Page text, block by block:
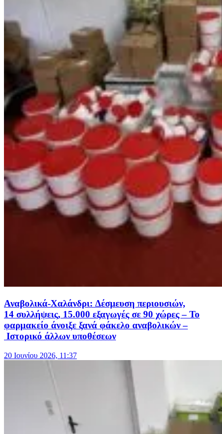
Αναβολικά-Χαλάνδρι: Δέσμευση περιουσιών,
14 συλλήψεις, 15.000 εξαγωγές σε 90 χώρες – Το
φαρμακείο άνοιξε ξανά φάκελο αναβολικών –
Ιστορικό άλλων υποθέσεων
20 Ιουνίου 2026, 11:37